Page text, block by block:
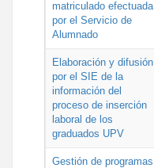
matriculado efectuada
por el Servicio de
Alumnado
Elaboración y difusión
por el SIE de la
información del
proceso de inserción
laboral de los
graduados UPV
Gestión de programas